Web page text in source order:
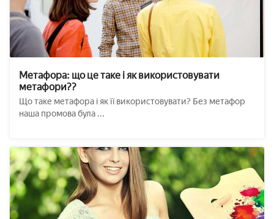
Метафора: що це таке і як використовувати
метафори??
Що таке метафора і як її використовувати? Без метафор
наша промова була ...